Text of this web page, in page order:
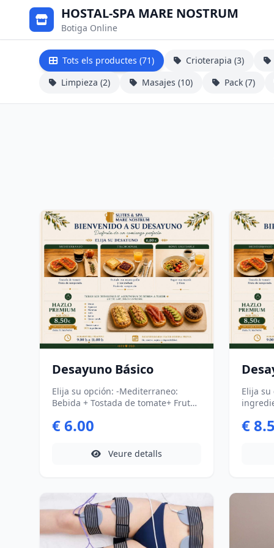
HOSTAL-SPA MARE NOSTRUM
Botiga Online
Tots els productes (71) Crioterapia (3)
Limpieza (2)
Masajes (10) Pack (7)
Desayuno Básico
Elija su opción: -Mediterraneo:
Bebida + Tostada de tomate+ Fruta
Tostada de mantequilla y
Bowl Saludable: Bebida + Yogur con
muesli+ fruta de temporada
€ 6.00
Veure detalls
Elija su
ingredientes
Bowl
Aguacate
€